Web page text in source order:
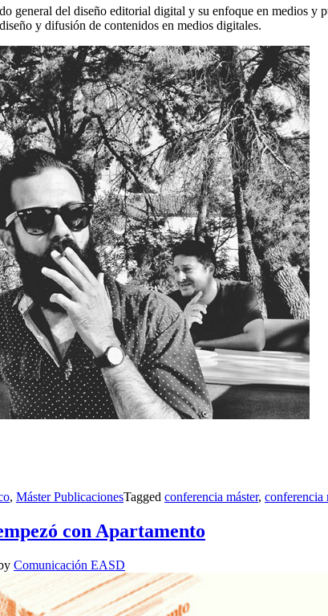
general del diseño editorial digital y su enfoque en medios
y difusión de contenidos en medios digitales.
, Máster PublicacionesTagged conferencia máster, conferencia
con Apartamento
Comunicación EASD